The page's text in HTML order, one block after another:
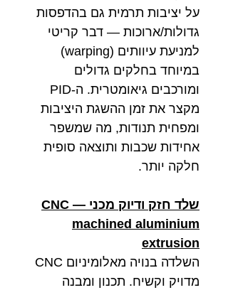
על יציבות תרמית גם בהדפסות
גדולות/ארוכות — דבר קריטי
למניעת עיוותים (warping)
במיוחד בחלקים גדולים
ומורכבים גיאומטרית. ה-PID
מקצר את זמן ההשגת היציבות
ומפחית תנודות, מה שמשפר
אחידות שכבות ותוצאה סופית
חלקה יותר.
שלד חזק ודיוק מכני — CNC
machined aluminium
extrusion
השלדה בנויה מאלומיניום CNC
מדויק וקשיח. תכנון ומבנה